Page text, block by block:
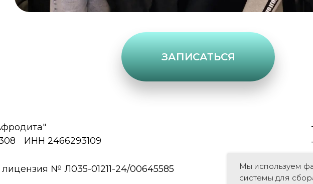
ЗАПИСАТЬСЯ
ИНН 2466293109
№ Л035-01211-24/00645585
Мы используем
системы для